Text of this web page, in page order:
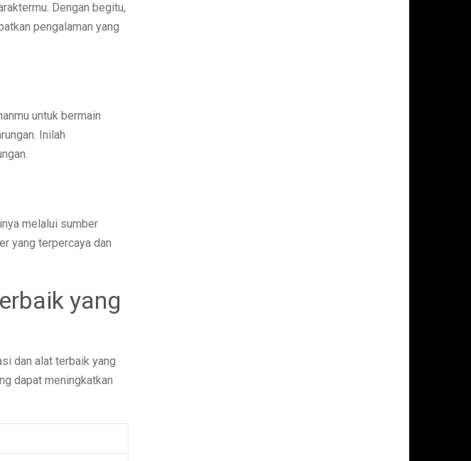
Dengan begitu,
pengalaman yang
untuk bermain
Inilah
melalui sumber
yang terpercaya dan
yang
dan alat terbaik yang
dapat meningkatkan